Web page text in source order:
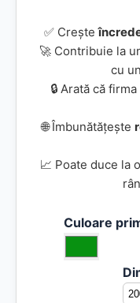
✅ Crește
🚀 Contribuie la
cu
🔒 Arată că
🌐 Îmbunătățește
📈 Poate duce la o
Culoare